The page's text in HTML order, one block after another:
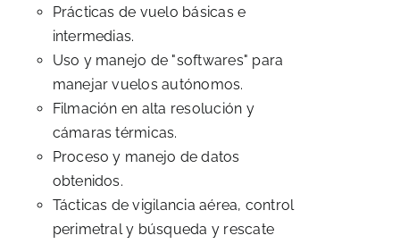
Prácticas de vuelo básicas e
intermedias.
Uso y manejo de "softwares" para
manejar vuelos autónomos.
Filmación en alta resolución y
cámaras térmicas.
Proceso y manejo de datos
obtenidos.
Tácticas de vigilancia aérea, control
perimetral y búsqueda y rescate